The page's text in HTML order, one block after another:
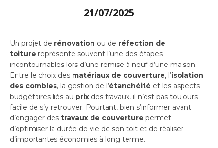
21/07/2025
Un projet de rénovation ou de réfection de
toiture représente souvent l’une des étapes
incontournables lors d’une remise à neuf d’une maison.
Entre le choix des matériaux de couverture, l’isolation
des combles, la gestion de l’étanchéité et les aspects
budgétaires liés au prix des travaux, il n’est pas toujours
facile de s’y retrouver. Pourtant, bien s’informer avant
d’engager des travaux de couverture permet
d’optimiser la durée de vie de son toit et de réaliser
d’importantes économies à long terme.